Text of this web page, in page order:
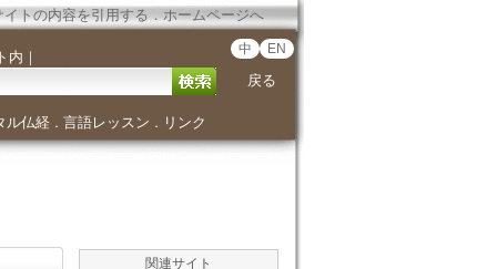
イトの内容を引用する．ホームページへ
内 ｜ 中 EN
戻る
ル仏経． 言語レッスン ． リンク
関連サイト